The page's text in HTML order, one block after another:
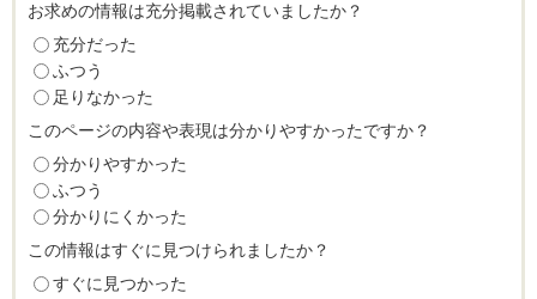
お求めの情報は充分掲載されていましたか？
充分だった
ふつう
足りなかった
このページの内容や表現は分かりやすかったですか？
分かりやすかった
ふつう
分かりにくかった
この情報はすぐに見つけられましたか？
すぐに見つかった